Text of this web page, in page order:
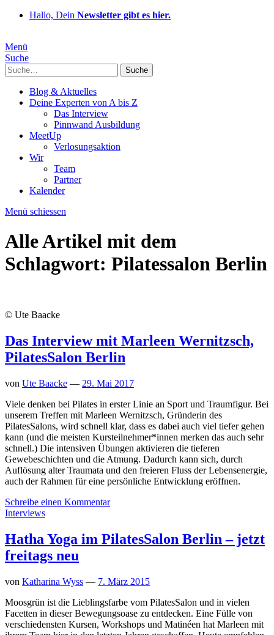
Hallo, Dein Newsletter gibt es hier.
Menü
Suche
Suche
Blog & Aktuelles
Deine Experten von A bis Z
Das Interview
Pinnwand Ausbildung
MeetUp
Verlosungsaktion
Wir
Team
Partner
Kalender
Menü schiessen
Alle Artikel mit dem
Schlagwort: Pilatessalon Berlin
© Ute Baacke
Das Interview mit Marleen Wernitzsch,
PilatesSalon Berlin
von Ute Baacke — 29. Mai 2017
Viele denken bei Pilates in erster Linie an Sport und Traumfigur. Bei
unserem Treffen mit Marleen Wernitzsch, Gründerin des
PilatesSalons, wird schnell klar, dass es dabei auch viel tiefer gehen
kann (und die meisten Kursteilnehmer*innen merken das auch sehr
schnell.) Die intensiven Übungen aktivieren die tieferen
Gewebeschichten und die Atmung. Dadurch kann sich, durch
Auflösung alter Traumata und den freieren Fluss der Lebensenergie,
auch der Rahmen für eine persönliche Entwicklung eröffnen.
Schreibe einen Kommentar
Interviews
Hatha Yoga im PilatesSalon Berlin – jetzt
freitags neu
von Katharina Wyss — 7. März 2015
Moosgrün ist die Lieblingsfarbe vom PilatesSalon und in vielen
Facetten in dieser Bewegungsoase zu entdecken. Eine Fülle von
verschiedensten Kursen, Workshops und Matinéen hat Marleen mit